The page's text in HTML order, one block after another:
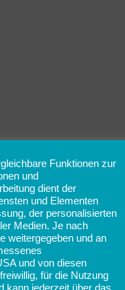
Funktionen zur
und
dient der
und Elementen
der personalisierten
Medien. Je nach
weitergegeben und an
und von diesen
für die Nutzung